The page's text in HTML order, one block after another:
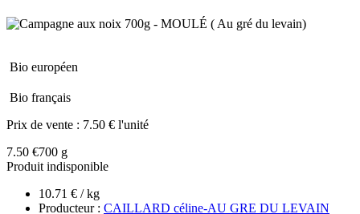
Bio européen
Bio français
Prix de vente : 7.50 € l'unité
7.50 €700 g
Produit indisponible
10.71 € / kg
Producteur : CAILLARD céline-AU GRE DU LEVAIN